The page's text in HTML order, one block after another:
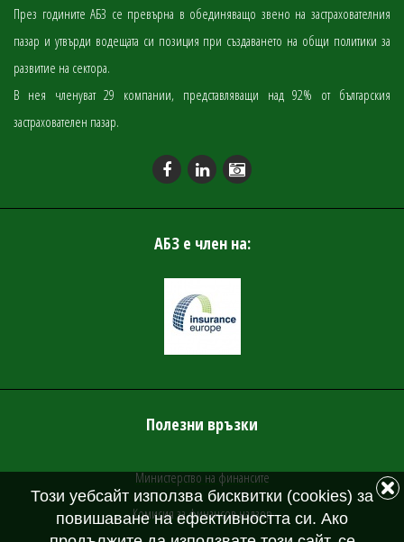
През годините АБЗ се превърна в обединяващо звено на застрахователния
пазар и утвърди водещата си позиция при създаването на общи политики за
развитие на сектора.
В нея членуват 29 компании, представляващи над 92% от българския
застрахователен пазар.
АБЗ е член на:
Полезни връзки
Министерство на финансите
Комисия за финансов надзор
Този уебсайт използва бисквитки (cookies) за
повишаване на ефективността си. Ако